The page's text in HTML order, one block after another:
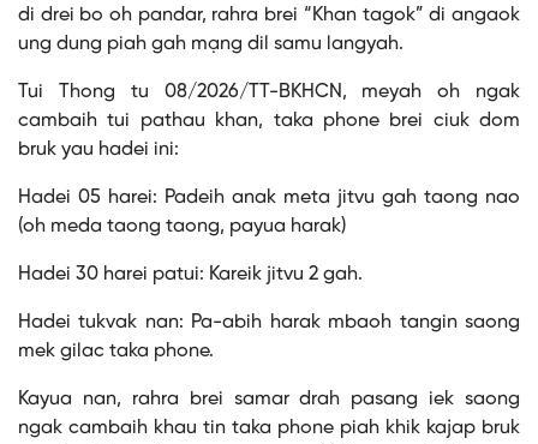
di drei bo oh pandar, rahra brei “Khan tagok” di angaok
ung dung piah gah mạng dil samu langyah.
Tui Thong tu 08/2026/TT-BKHCN, meyah oh ngak
cambaih tui pathau khan, taka phone brei ciuk dom
bruk yau hadei ini:
Hadei 05 harei: Padeih anak meta jitvu gah taong nao
(oh meda taong taong, payua harak)
Hadei 30 harei patui: Kareik jitvu 2 gah.
Hadei tukvak nan: Pa-abih harak mbaoh tangin saong
mek gilac taka phone.
Kayua nan, rahra brei samar drah pasang iek saong
ngak cambaih khau tin taka phone piah khik kajap bruk